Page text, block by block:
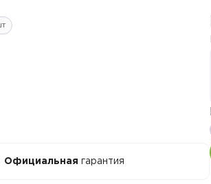
Официальная гарантия